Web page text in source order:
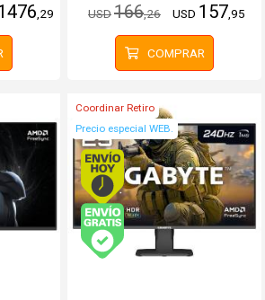
,29 USD166,26 USD 157,95
COMPRAR
Comprando antes de 13Hs.
(Ver Envíos y Pagos)
Coordinar Retiro
Precio especial WEB.
Envío hoy.
Envío gratis (Ver